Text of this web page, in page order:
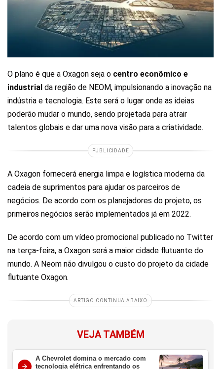
O plano é que a Oxagon seja o centro econômico e
industrial da região de NEOM, impulsionando a inovação na
indústria e tecnologia. Este será o lugar onde as ideias
poderão mudar o mundo, sendo projetada para atrair
talentos globais e dar uma nova visão para a criatividade.
PUBLICIDADE
A Oxagon fornecerá energia limpa e logística moderna da
cadeia de suprimentos para ajudar os parceiros de
negócios. De acordo com os planejadores do projeto, os
primeiros negócios serão implementados já em 2022.
De acordo com um vídeo promocional publicado no Twitter
na terça-feira, a Oxagon será a maior cidade flutuante do
mundo. A Neom não divulgou o custo do projeto da cidade
flutuante Oxagon.
ARTIGO CONTINUA ABAIXO
VEJA TAMBÉM
A Chevrolet domina o mercado com
tecnologia elétrica enfrentando os